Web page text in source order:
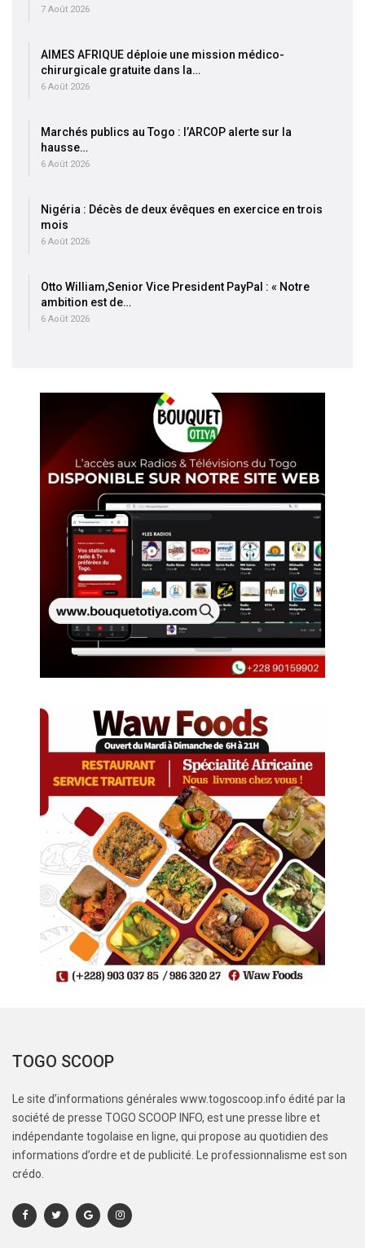
7 Août 2026
AIMES AFRIQUE déploie une mission médico-
chirurgicale gratuite dans la…
6 Août 2026
Marchés publics au Togo : l’ARCOP alerte sur la
hausse…
6 Août 2026
Nigéria : Décès de deux évêques en exercice en trois
mois
6 Août 2026
Otto William,Senior Vice President PayPal : « Notre
ambition est de…
6 Août 2026
TOGO SCOOP
Le site d’informations générales www.togoscoop.info édité par la
société de presse TOGO SCOOP INFO, est une presse libre et
indépendante togolaise en ligne, qui propose au quotidien des
informations d’ordre et de publicité. Le professionnalisme est son
crédo.